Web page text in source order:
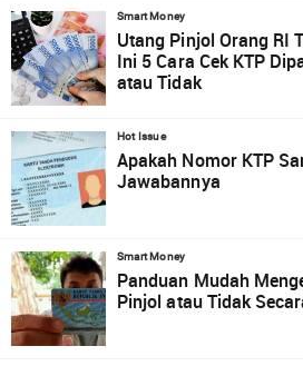
Smart Money
Utang Pinjol Orang RI
Ini 5 Cara Cek KTP
atau Tidak
Hot Issue
Apakah Nomor KTP
Jawabannya
Smart Money
Panduan Mudah
Pinjol atau Tidak